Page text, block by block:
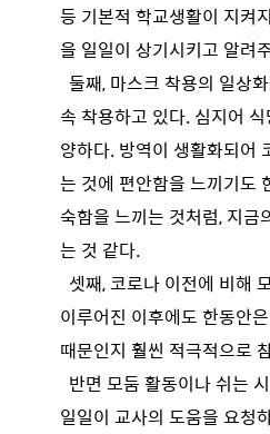
등 기본적 학교생활이 지켜
을 일일이 상기시키고 알려
둘째, 마스크 착용의 일상
속 착용하고 있다. 심지어
양하다. 방역이 생활화되어
는 것에 편안함을 느끼기도
숙함을 느끼는 것처럼, 지금
는 것 같다.
셋째, 코로나 이전에 비해
이루어진 이후에도 한동안
때문인지 훨씬 적극적으로
반면 모둠 활동이나 쉬는
일일이 교사의 도움을 요청